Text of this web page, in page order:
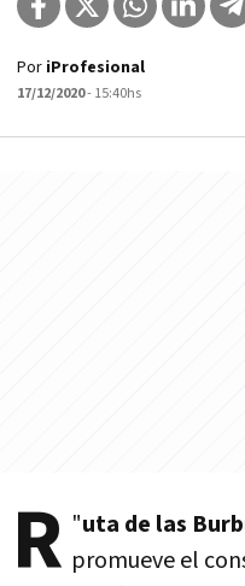
Por iProfesional
17/12/2020- 15:40hs
"
R uta de las
promueve el